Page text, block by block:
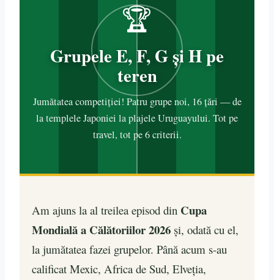
🏆
Grupele E, F, G și H pe
teren
Jumătatea competiției! Patru grupe noi, 16 țări — de
la templele Japoniei la plajele Uruguayului. Tot pe
travel, tot pe 6 criterii.
Am ajuns la al treilea episod din Cupa
Mondială a Călătoriilor 2026 și, odată cu el,
la jumătatea fazei grupelor. Până acum s-au
calificat Mexic, Africa de Sud, Elveția,